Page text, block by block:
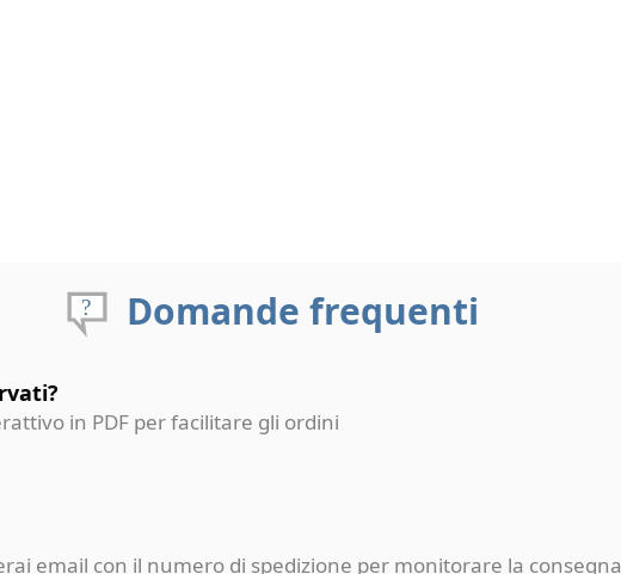
Domande frequenti
in PDF per facilitare gli ordini
email con il numero di spedizione per monitorare la consegna